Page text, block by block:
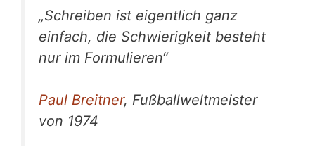
„Schreiben ist eigentlich ganz
einfach, die Schwierigkeit besteht
nur im Formulieren“
Paul Breitner, Fußballweltmeister
von 1974